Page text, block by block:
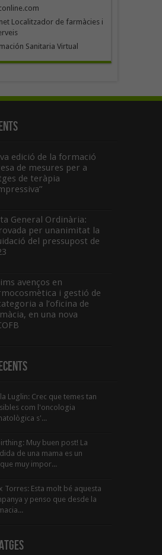
Localitzador de farmàcies i
Sanitaria Virtual
edició de la formació
de mesures per a
de teràpia
General Ordinària:
per unanimitat la
del pressupost de
avenços en
i gestió de
a l’oficina de
en una nova
Luglin: Crec que temes tan
com l'oncologia
s'...
Muy buen post! La
de una mama es un
muy impor...
Torres: Esta molt bé aquesta
y penso que desde la